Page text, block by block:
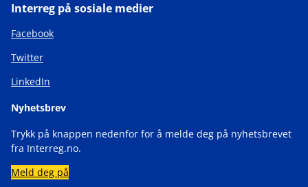
Interreg på sosiale medier
Facebook
Twitter
LinkedIn
Nyhetsbrev
Trykk på knappen nedenfor for å melde deg på nyhetsbrevet
fra Interreg.no.
Meld deg på